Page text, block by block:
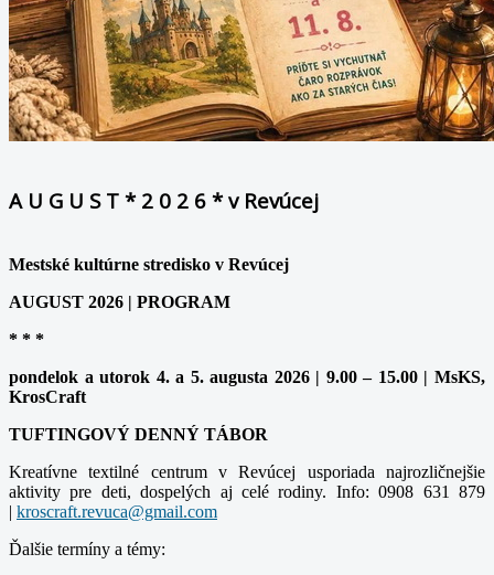
A U G U S T * 2 0 2 6 * v Revúcej
Mestské kultúrne stredisko v Revúcej
AUGUST 2026 | PROGRAM
* * *
pondelok a utorok 4. a 5. augusta 2026 | 9.00 – 15.00 | MsKS,
KrosCraft
TUFTINGOVÝ DENNÝ TÁBOR
Kreatívne textilné centrum v Revúcej usporiada najrozličnejšie
aktivity pre deti, dospelých aj celé rodiny. Info: 0908 631 879
|
Ďalšie termíny a témy: